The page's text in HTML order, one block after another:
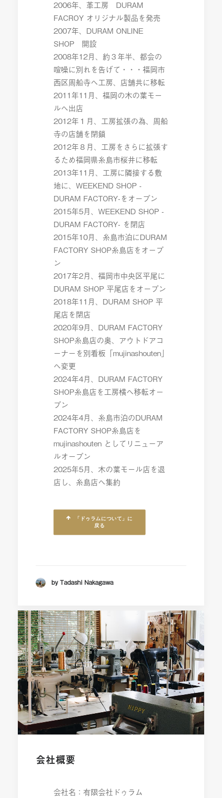
2006年、革工房 DURAM
FACROY オリジナル製品を発売
2007年、DURAM ONLINE
SHOP 開設
2008年12月、約３年半、都会の
喧噪に別れを告げて・・・福岡市
西区周船寺へ工房、店舗共に移転
2011年11月、福岡の木の葉モー
ルへ出店
2012年１月、工房拡張の為、周船
寺の店舗を閉鎖
2012年８月、工房をさらに拡張す
るため福岡県糸島市桜井に移転
2013年11月、工房に隣接する敷
地に、WEEKEND SHOP -
DURAM FACTORY-をオープン
2015年5月、WEEKEND SHOP -
DURAM FACTORY- を閉店
2015年10月、糸島市泊にDURAM
FACTORY SHOP糸島店をオープ
ン
2017年2月、福岡市中央区平尾に
DURAM SHOP 平尾店をオープン
2018年11月、DURAM SHOP 平
尾店を閉店
2020年9月、DURAM FACTORY
SHOP糸島店の奥、アウトドアコ
ーナーを別看板「mujinashouten」
へ変更
2024年4月、DURAM FACTORY
SHOP糸島店を工房横へ移転オー
プン
2024年4月、糸島市泊のDURAM
FACTORY SHOP糸島店を
mujinashouten としてリニューア
ルオープン
2025年5月、木の葉モール店を退
店し、糸島店へ集約
「ドゥラムについて」に
戻る
by Tadashi Nakagawa
会社概要
会社名：有限会社ドゥラム